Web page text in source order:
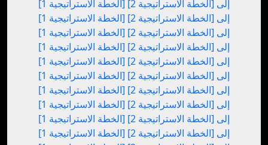
[الخطة الاستراتيجية 1] إلى [الخطة الاستراتيجية 2]
[الخطة الاستراتيجية 1] إلى [الخطة الاستراتيجية 2]
[الخطة الاستراتيجية 1] إلى [الخطة الاستراتيجية 2]
[الخطة الاستراتيجية 1] إلى [الخطة الاستراتيجية 2]
[الخطة الاستراتيجية 1] إلى [الخطة الاستراتيجية 2]
[الخطة الاستراتيجية 1] إلى [الخطة الاستراتيجية 2]
[الخطة الاستراتيجية 1] إلى [الخطة الاستراتيجية 2]
[الخطة الاستراتيجية 1] إلى [الخطة الاستراتيجية 2]
[الخطة الاستراتيجية 1] إلى [الخطة الاستراتيجية 2]
[الخطة الاستراتيجية 1] إلى [الخطة الاستراتيجية 2]